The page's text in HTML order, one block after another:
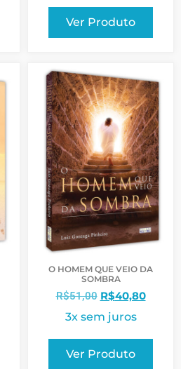
Ver Produto
O HOMEM QUE VEIO DA
SOMBRA
R$51,00 R$40,80
3x sem juros
Ver Produto